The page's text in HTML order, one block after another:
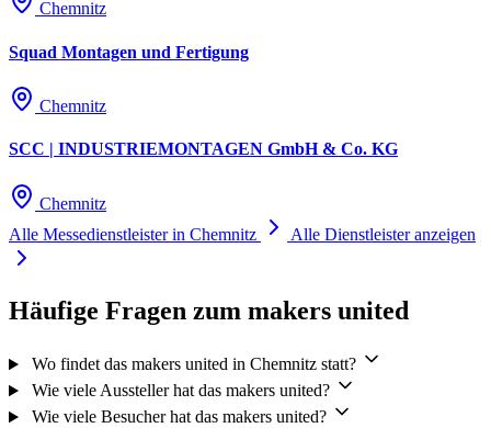
Chemnitz
Squad Montagen und Fertigung
Chemnitz
SCC | INDUSTRIEMONTAGEN GmbH & Co. KG
Chemnitz
Alle Messedienstleister in Chemnitz
Alle Dienstleister anzeigen
Häufige Fragen zum makers united
Wo findet das makers united in Chemnitz statt?
Wie viele Aussteller hat das makers united?
Wie viele Besucher hat das makers united?